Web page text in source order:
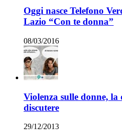
Oggi nasce Telefono
Lazio “Con te donna”
08/03/2016
Violenza sulle donne, la
discutere
29/12/2013